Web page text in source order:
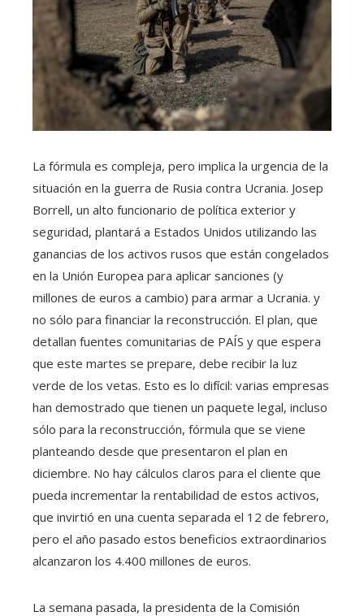
La fórmula es compleja, pero implica la urgencia de la
situación en la guerra de Rusia contra Ucrania. Josep
Borrell, un alto funcionario de política exterior y
seguridad, plantará a Estados Unidos utilizando las
ganancias de los activos rusos que están congelados
en la Unión Europea para aplicar sanciones (y
millones de euros a cambio) para armar a Ucrania. y
no sólo para financiar la reconstrucción. El plan, que
detallan fuentes comunitarias de PAÍS y que espera
que este martes se prepare, debe recibir la luz
verde de los vetas. Esto es lo difícil: varias empresas
han demostrado que tienen un paquete legal, incluso
sólo para la reconstrucción, fórmula que se viene
planteando desde que presentaron el plan en
diciembre. No hay cálculos claros para el cliente que
pueda incrementar la rentabilidad de estos activos,
que invirtió en una cuenta separada el 12 de febrero,
pero el año pasado estos beneficios extraordinarios
alcanzaron los 4.400 millones de euros.
La semana pasada, la presidenta de la Comisión